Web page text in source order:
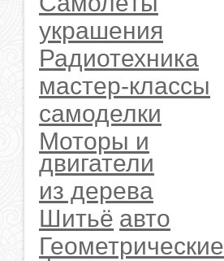
украшения
Радиотехника
мастер-классы
самоделки
Моторы и
двигатели
из дерева
Шитьё авто
Геометрические